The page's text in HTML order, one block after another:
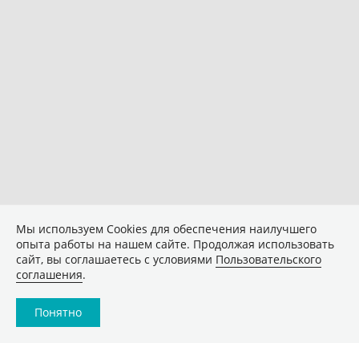
Мы используем Сookies для обеспечения наилучшего
опыта работы на нашем сайте. Продолжая использовать
сайт, вы соглашаетесь с условиями Пользовательского
соглашения.
Понятно